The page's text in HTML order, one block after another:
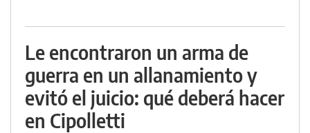
Le encontraron un arma de
guerra en un allanamiento y
evitó el juicio: qué deberá hacer
en Cipolletti